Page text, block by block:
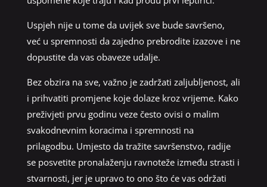
Uspjeh nije u tome da uvijek sve bude savršeno,
već u spremnosti da zajedno prebrodite izazove i ne
dopustite da vas obaveze udalje.
Bez obzira na sve, važno je zadržati zaljubljenost, ali
i prihvatiti promjene koje dolaze kroz vrijeme. Kako
preživjeti prvu godinu veze često ovisi o malim
svakodnevnim koracima i spremnosti na
prilagodbu. Umjesto da tražite savršenstvo, radije
se posvetite pronalaženju ravnoteže između strasti i
stvarnosti, jer je upravo to ono što će vas održati